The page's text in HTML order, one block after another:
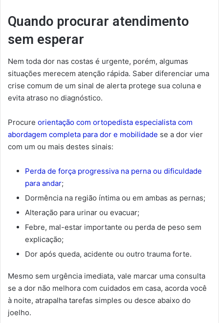
Quando procurar atendimento
sem esperar
Nem toda dor nas costas é urgente, porém, algumas
situações merecem atenção rápida. Saber diferenciar uma
crise comum de um sinal de alerta protege sua coluna e
evita atraso no diagnóstico.
Procure orientação com ortopedista especialista com
abordagem completa para dor e mobilidade se a dor vier
com um ou mais destes sinais:
Perda de força progressiva na perna ou dificuldade
para andar;
Dormência na região íntima ou em ambas as pernas;
Alteração para urinar ou evacuar;
Febre, mal-estar importante ou perda de peso sem
explicação;
Dor após queda, acidente ou outro trauma forte.
Mesmo sem urgência imediata, vale marcar uma consulta
se a dor não melhora com cuidados em casa, acorda você
à noite, atrapalha tarefas simples ou desce abaixo do
joelho.